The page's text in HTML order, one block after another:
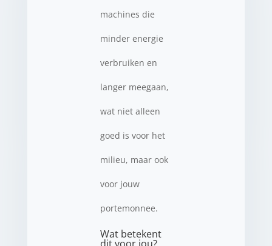
machines die
minder energie
verbruiken en
langer meegaan,
wat niet alleen
goed is voor het
milieu, maar ook
voor jouw
portemonnee.
Wat betekent